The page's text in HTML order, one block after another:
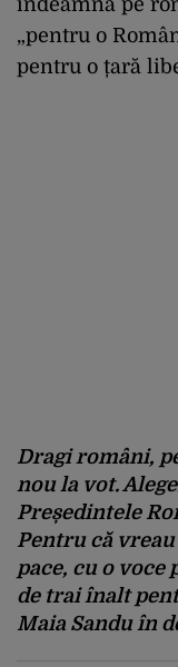
îndeamnă pe
„pentru o
pentru o țară
Dragi români,
nou la vot.
Președintele
Pentru că
pace, cu o
de trai înalt
Maia Sandu în